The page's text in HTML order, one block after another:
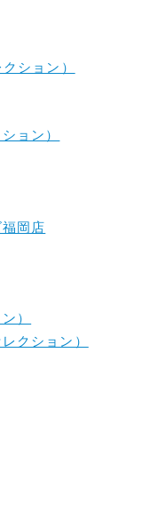
ション）
ョン）
岡店
）
クション）